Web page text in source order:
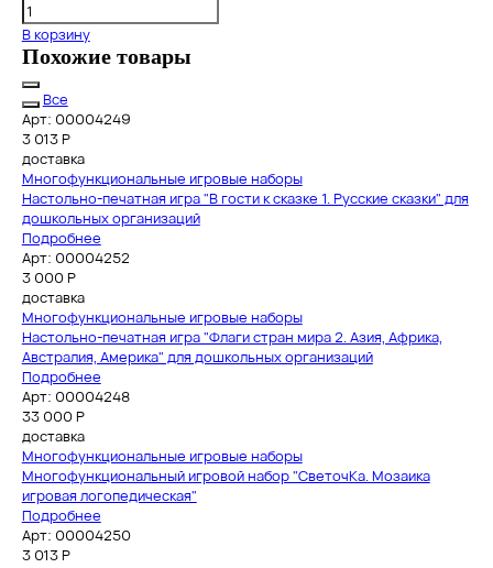
В корзину
Похожие товары
Все
Арт: 00004249
3 013Р
доставка
Многофункциональные игровые наборы
Настольно-печатная игра "В гости к сказке 1. Русские сказки" для
дошкольных организаций
Подробнее
Арт: 00004252
3 000Р
доставка
Многофункциональные игровые наборы
Настольно-печатная игра "Флаги стран мира 2. Азия, Африка,
Австралия, Америка" для дошкольных организаций
Подробнее
Арт: 00004248
33 000Р
доставка
Многофункциональные игровые наборы
Многофункциональный игровой набор "СветочКа. Мозаика
игровая логопедическая"
Подробнее
Арт: 00004250
3 013Р